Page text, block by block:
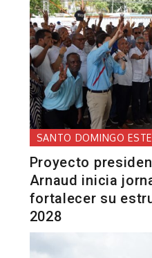
SANTO DOMINGO ESTE
Proyecto
Arnaud inicia
fortalecer su
2028